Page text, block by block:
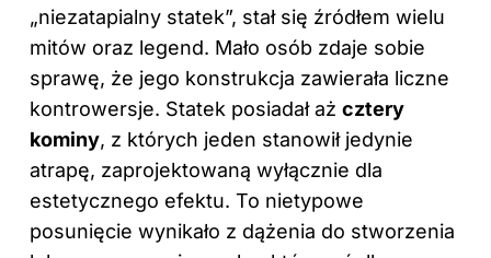
„niezatapialny statek”, stał się źródłem wielu
mitów oraz legend. Mało osób zdaje sobie
sprawę, że jego konstrukcja zawierała liczne
kontrowersje. Statek posiadał aż cztery
kominy, z których jeden stanowił jedynie
atrapę, zaprojektowaną wyłącznie dla
estetycznego efektu. To nietypowe
posunięcie wynikało z dążenia do stworzenia